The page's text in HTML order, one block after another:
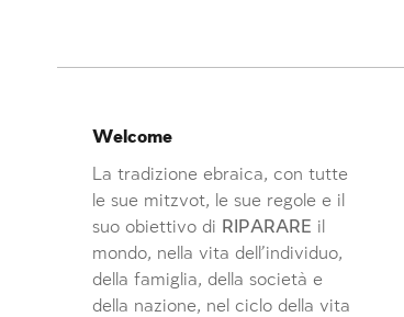
Welcome
La tradizione ebraica, con tutte
le sue mitzvot, le sue regole e il
suo obiettivo di RIPARARE il
mondo, nella vita dell’individuo,
della famiglia, della società e
della nazione, nel ciclo della vita